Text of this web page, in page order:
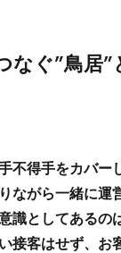
なぐ”鳥居”
不得手を​カバー
ながら​一緒に​運
識と​してあるの
接客は​せず、​お